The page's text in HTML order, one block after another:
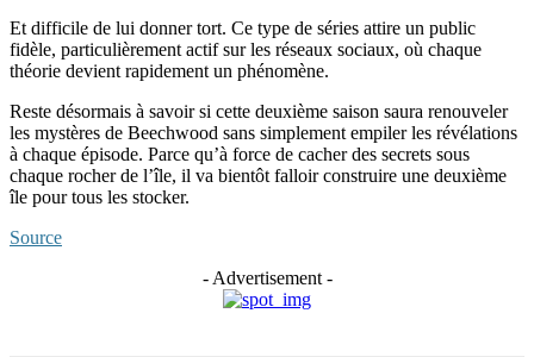
Et difficile de lui donner tort. Ce type de séries attire un public
fidèle, particulièrement actif sur les réseaux sociaux, où chaque
théorie devient rapidement un phénomène.
Reste désormais à savoir si cette deuxième saison saura renouveler
les mystères de Beechwood sans simplement empiler les révélations
à chaque épisode. Parce qu’à force de cacher des secrets sous
chaque rocher de l’île, il va bientôt falloir construire une deuxième
île pour tous les stocker.
Source
- Advertisement -